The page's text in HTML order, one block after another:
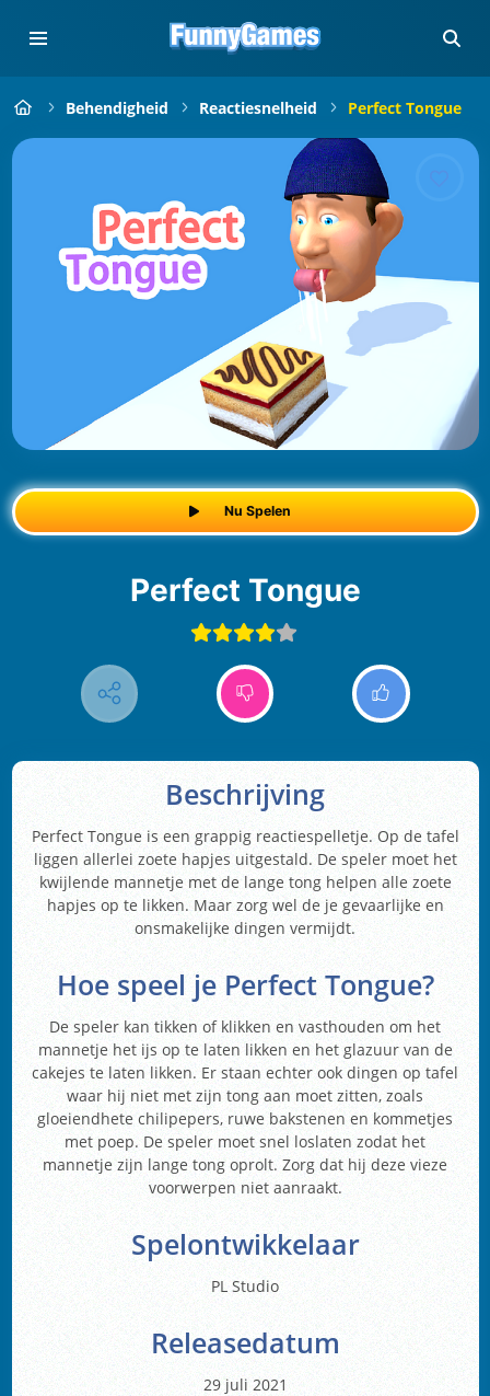
Behendigheid Reactiesnelheid Perfect Tongue
Nu Spelen
Perfect Tongue
Beschrijving
Perfect Tongue is een grappig reactiespelletje. Op de tafel
liggen allerlei zoete hapjes uitgestald. De speler moet het
kwijlende mannetje met de lange tong helpen alle zoete
hapjes op te likken. Maar zorg wel de je gevaarlijke en
onsmakelijke dingen vermijdt.
Hoe speel je Perfect Tongue?
De speler kan tikken of klikken en vasthouden om het
mannetje het ijs op te laten likken en het glazuur van de
cakejes te laten likken. Er staan echter ook dingen op tafel
waar hij niet met zijn tong aan moet zitten, zoals
gloeiendhete chilipepers, ruwe bakstenen en kommetjes
met poep. De speler moet snel loslaten zodat het
mannetje zijn lange tong oprolt. Zorg dat hij deze vieze
voorwerpen niet aanraakt.
Spelontwikkelaar
PL Studio
Releasedatum
29 juli 2021